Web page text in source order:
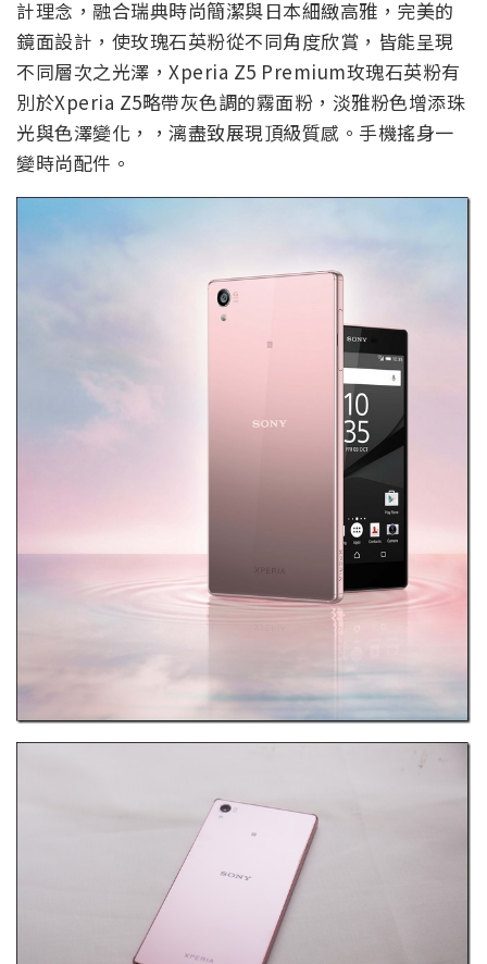
計理念，融合瑞典時尚簡潔與日本細緻高雅，完美的
鏡面設計，使玫瑰石英粉從不同角度欣賞，皆能呈現
不同層次之光澤，Xperia Z5 Premium玫瑰石英粉有
別於Xperia Z5略帶灰色調的霧面粉，淡雅粉色增添珠
光與色澤變化，，漓盡致展現頂級質感。手機搖身一
變時尚配件。